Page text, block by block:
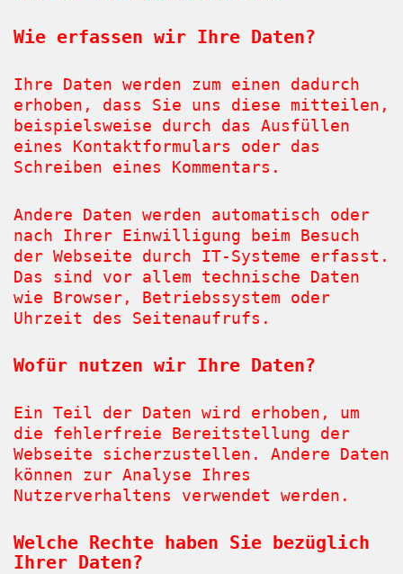
Wie erfassen wir Ihre Daten?
Ihre Daten werden zum einen dadurch
erhoben, dass Sie uns diese mitteilen,
beispielsweise durch das Ausfüllen
eines Kontaktformulars oder das
Schreiben eines Kommentars.
Andere Daten werden automatisch oder
nach Ihrer Einwilligung beim Besuch
der Webseite durch IT-Systeme erfasst.
Das sind vor allem technische Daten
wie Browser, Betriebssystem oder
Uhrzeit des Seitenaufrufs.
Wofür nutzen wir Ihre Daten?
Ein Teil der Daten wird erhoben, um
die fehlerfreie Bereitstellung der
Webseite sicherzustellen. Andere Daten
können zur Analyse Ihres
Nutzerverhaltens verwendet werden.
Welche Rechte haben Sie bezüglich
Ihrer Daten?